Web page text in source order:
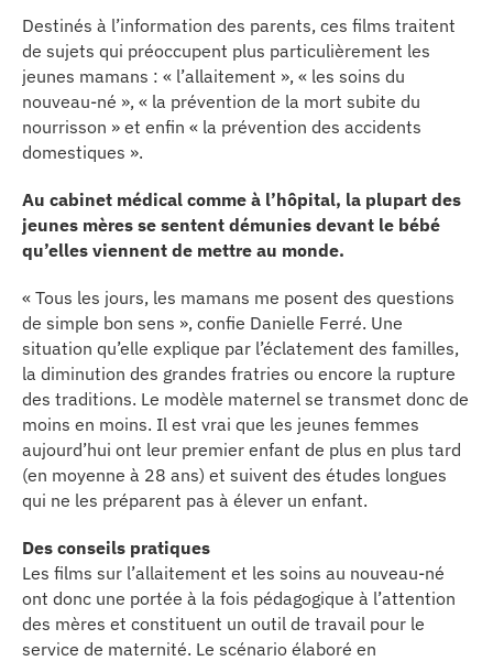
& patrimoine
écologique
CONNECTÉ
Destinés à l’information des parents, ces films traitent
de sujets qui préoccupent plus particulièrement les
jeunes mamans : « l’allaitement », « les soins du
nouveau-né », « la prévention de la mort subite du
nourrisson » et enfin « la prévention des accidents
domestiques ».
Au cabinet médical comme à l’hôpital, la plupart des
jeunes mères se sentent démunies devant le bébé
qu’elles viennent de mettre au monde.
« Tous les jours, les mamans me posent des questions
de simple bon sens », confie Danielle Ferré. Une
situation qu’elle explique par l’éclatement des familles,
la diminution des grandes fratries ou encore la rupture
des traditions. Le modèle maternel se transmet donc de
moins en moins. Il est vrai que les jeunes femmes
aujourd’hui ont leur premier enfant de plus en plus tard
(en moyenne à 28 ans) et suivent des études longues
qui ne les préparent pas à élever un enfant.
Des conseils pratiques
Les films sur l’allaitement et les soins au nouveau-né
ont donc une portée à la fois pédagogique à l’attention
des mères et constituent un outil de travail pour le
service de maternité. Le scénario élaboré en